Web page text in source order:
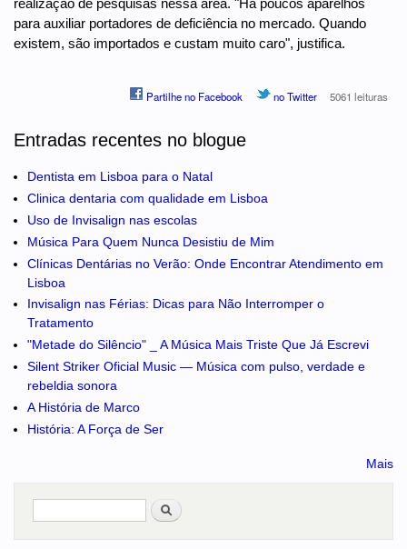
para auxiliar portadores de deficiência no mercado. Quando
existem, são importados e custam muito caro", justifica.
Partilhe no Facebook no Twitter 5061 leituras
Entradas recentes no blogue
Dentista em Lisboa para o Natal
Clinica dentaria com qualidade em Lisboa
Uso de Invisalign nas escolas
Música Para Quem Nunca Desistiu de Mim
Clínicas Dentárias no Verão: Onde Encontrar Atendimento em
Lisboa
Invisalign nas Férias: Dicas para Não Interromper o
Tratamento
"Metade do Silêncio" _ A Música Mais Triste Que Já Escrevi
Silent Striker Oficial Music — Música com pulso, verdade e
rebeldia sonora
A História de Marco
História: A Força de Ser
Mais
Pesquisar
no portal